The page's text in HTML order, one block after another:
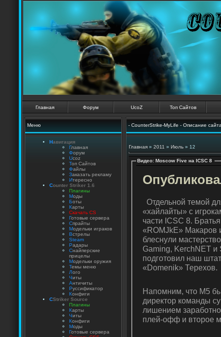
Главная Форум UcoZ Топ Сайтов
Меню
Навигация
Главная
Форум
Ucoz
Топ Сайтов
Файлы
Заказать рекламу
Итересно
Counter Striker 1.6
Плагины
Моды
Боты
Карты
Скачать CS
Готовые сервера
Спрайты
Модельки играков
Встрелы
Steam
Радары
Снайперские
прицелы
Модельки оружия
Темы меню
Лого
Читы
Античиты
Руссификатор
Конфиги
CStriker Source
Плагины
Карты
Читы
Конфиги
Моды
Готовые сервера
- CounterStrike-MyLife - Описание
Главная » 2011 » Июль » 12
Видео: Moscow Five на ICSC 8:
Отдельной темой
«хайлайты» с
части ICSC 8.
«ROMJkE» Макаров
блеснули
Gaming, KerchNET и
подготовил наш
«Domenik» Терехов.
Напомним, что M5
директор команды
лишением
плей-офф и второе